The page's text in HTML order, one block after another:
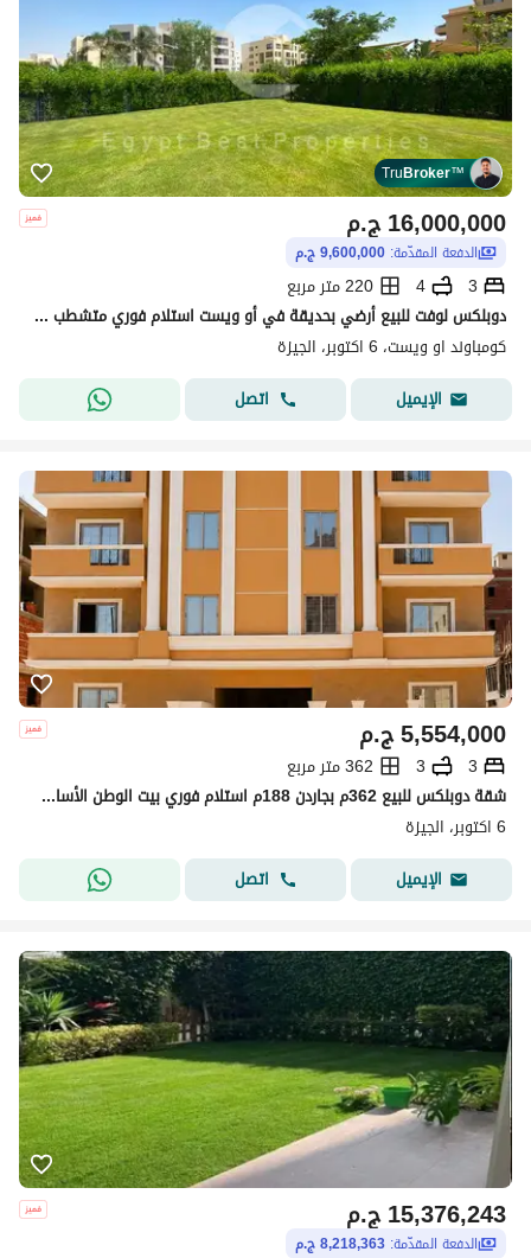
TruBroker™
ج.م16,000,000
الدفعة المقدّمة: 9,600,000 ج.م
3
4
220 متر مربع
دوبلكس لوفت للبيع أرضي بحديقة في أو ويست استلام فوري متشطب 3غرف
كومباوند او ويست، 6 اكتوبر، الجيزة
الإيميل
اتصل
ج.م5,554,000
3
3
362 متر مربع
شقة دوبلكس للبيع 362م بجاردن 188م استلام فوري بيت الوطن الأساسي 6 أكتوبر | أمام مدخل الشيخ زايد 4
6 اكتوبر، الجيزة
الإيميل
اتصل
ج.م15,376,243
الدفعة المقدّمة: 8,218,363 ج.م